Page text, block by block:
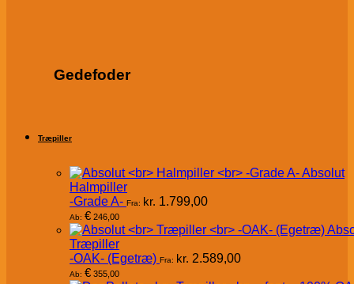
Gedefoder
Træpiller
Absolut
Halmpiller
-Grade A- Fra: kr. 1.799,00
Ab: € 246,00
Træpiller
-OAK- (Egetræ) Fra: kr. 2.589,00
Ab: € 355,00